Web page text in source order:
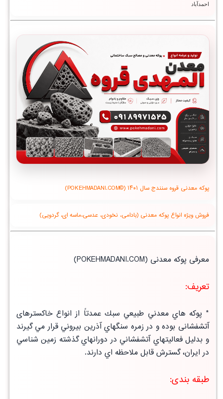
احمدآباد
پوکه معدنی قروه سنندج سال ۱۴۰۱ (©POKEHMADANI.COM)
فروش ویژه انواع پوکه معدنی (بادامی، نخودی، عدسی،ماسه ای، گردویی)
معرفی پوکه معدنی (POKEHMADANI.COM)
تعریف:
* پوكه هاي معدني طبيعي سبك عمدتاً از انواع خاکسترهای
آتشفشانی بوده و در زمره سنگهاي آذرين بيروني قرار مي گيرند
و بدليل فعاليتهايآتشفشاني در دورانهاي گذشته زمين شناسي
در ايران، گسترش قابل ملاحظه اي دارند.
طبقه بندی: